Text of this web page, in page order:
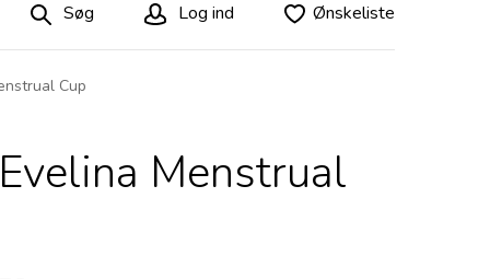
Søg Log ind Ønskeliste
Cup
Menstrual